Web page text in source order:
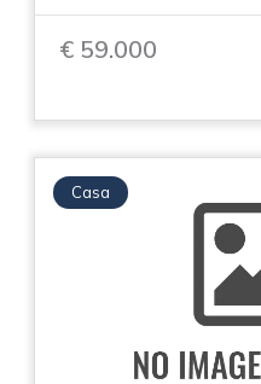
€ 59.000
Casa